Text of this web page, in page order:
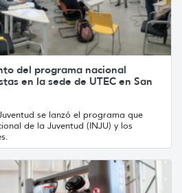
del programa nacional
en la sede de UTEC en San
se lanzó el programa que
de la Juventud (INJU) y los